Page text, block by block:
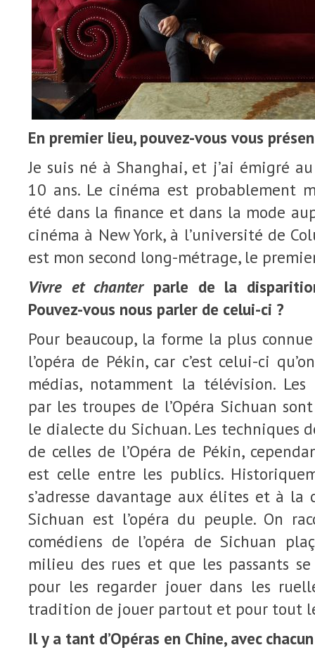
En premier lieu, pouvez-vous vous
Je suis né à Shanghai, et j’ai émigré
10 ans. Le cinéma est probablement
été dans la finance et dans la mode
cinéma à New York, à l’université de
est mon second long-métrage, le
Vivre et chanterparle de la
Pouvez-vous nous parler de celui-ci ?
Pour beaucoup, la forme la plus
l’opéra de Pékin, car c’est celui-ci
médias, notamment la télévision.
par les troupes de l’Opéra Sichuan
le dialecte du Sichuan. Les techniques
de celles de l’Opéra de Pékin,
est celle entre les publics.
s’adresse davantage aux élites et à la
Sichuan est l’opéra du peuple. On
comédiens de l’opéra de Sichuan
milieu des rues et que les passants
pour les regarder jouer dans les
tradition de jouer partout et pour tout
Il y a tant d’Opéras en Chine, avec